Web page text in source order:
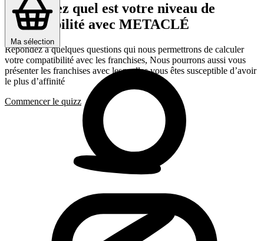
Ma sélection
Découvrez quel est votre niveau de
compatibilité avec METACLÉ
Répondez a quelques questions qui nous permettrons de calculer
votre compatibilité avec les franchises, Nous pourrons aussi vous
présenter les franchises avec lesquelles vous êtes susceptible d’avoir
le plus d’affinité
Commencer le quizz